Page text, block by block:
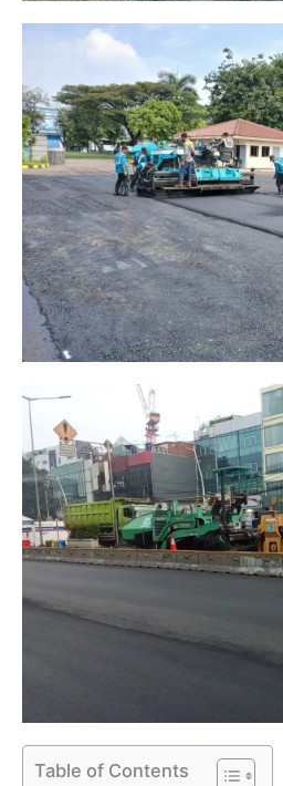
Table of Contents